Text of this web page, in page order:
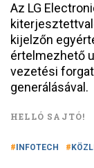
Az LG
kijelzőn
értelmezhető
vezetési
generálásával.
HELLÓ SAJTÓ!
INFOTECH